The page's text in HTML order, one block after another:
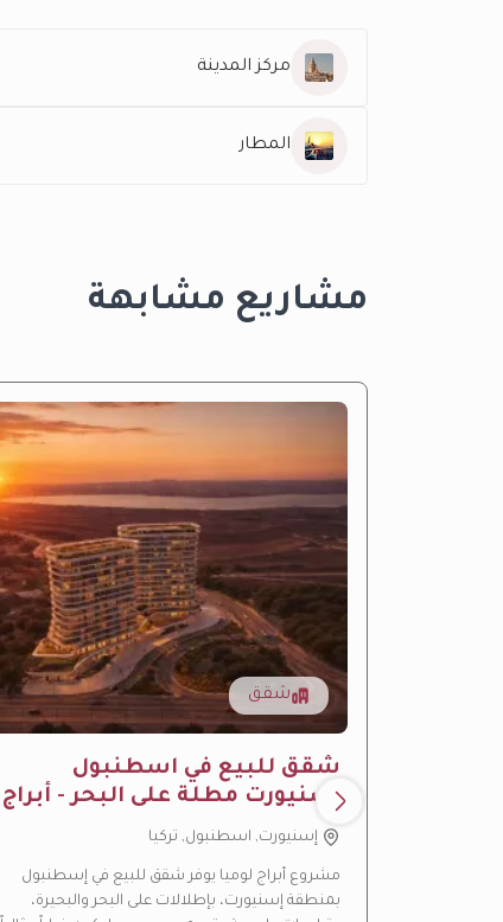
مركز المدينة
المطار
مشاريع مشابهة
شقق
شقق للبيع في اسطنبول
اسنيورت مطلة على البحر - أبراج
لومياإسنيورت, اسطنبول, تركيا
مشروع أبراج لوميا يوفر شقق للبيع في إسطنبول
بمنطقة إسنيورت، بإطلالات على البحر والبحيرة،